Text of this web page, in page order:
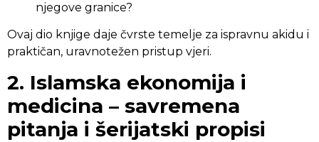
njegove granice?
Ovaj dio knjige daje čvrste temelje za ispravnu akidu i
praktičan, uravnotežen pristup vjeri.
2. Islamska ekonomija i
medicina – savremena
pitanja i šerijatski propisi